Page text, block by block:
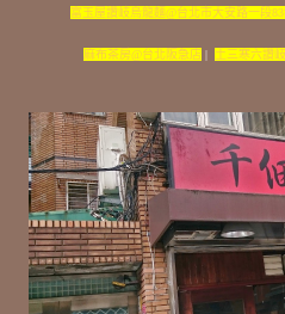
富玉屋讚岐烏龍麵@台北市大安路一段
麻布茶房@台北阪急店 | 土三寒六讚